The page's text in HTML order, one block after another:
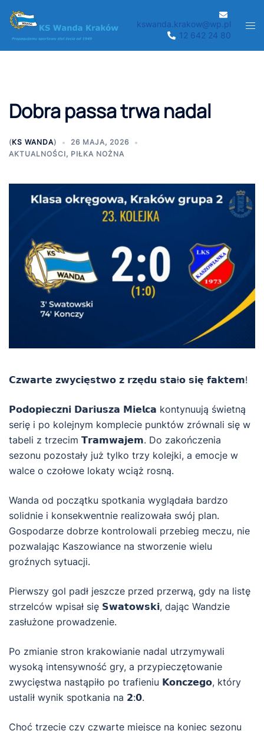
Przejdź
do
treści
kswanda.krakow@wp.pl
12 642 24 80
Dobra passa trwa nadal
(KS WANDA)
26 MAJA, 2026
AKTUALNOŚCI, PIŁKA NOŻNA
𝗖𝘇𝘄𝗮𝗿𝘁𝗲 𝘇𝘄𝘆𝗰𝗶𝗲̨𝘀𝘁𝘄𝗼 𝘇 𝗿𝘇𝗲̨𝗱𝘂 𝘀𝘁𝗮ł𝗼 𝘀𝗶𝗲̨ 𝗳𝗮𝗸𝘁𝗲𝗺!
𝗣𝗼𝗱𝗼𝗽𝗶𝗲𝗰𝘇𝗻𝗶 𝗗𝗮𝗿𝗶𝘂𝘀𝘇𝗮 𝗠𝗶𝗲𝗹𝗰𝗮 kontynuują świetną
serię i po kolejnym komplecie punktów zrównali się w
tabeli z trzecim 𝗧𝗿𝗮𝗺𝘄𝗮𝗷𝗲𝗺. Do zakończenia
sezonu pozostały już tylko trzy kolejki, a emocje w
walce o czołowe lokaty wciąż rosną.
Wanda od początku spotkania wyglądała bardzo
solidnie i konsekwentnie realizowała swój plan.
Gospodarze dobrze kontrolowali przebieg meczu, nie
pozwalając Kaszowiance na stworzenie wielu
groźnych sytuacji.
Pierwszy gol padł jeszcze przed przerwą, gdy na listę
strzelców wpisał się 𝗦𝘄𝗮𝘁𝗼𝘄𝘀𝗸𝗶, dając Wandzie
zasłużone prowadzenie.
Po zmianie stron krakowianie nadal utrzymywali
wysoką intensywność gry, a przypieczętowanie
zwycięstwa nastąpiło po trafieniu 𝗞𝗼𝗻𝗰𝘇𝗲𝗴𝗼, który
ustalił wynik spotkania na 𝟮:𝟬.
Choć trzecie czy czwarte miejsce na koniec sezonu